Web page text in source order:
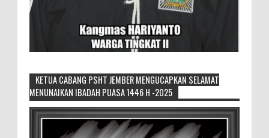
Generasi Kedua Pertahankan Grup
Keroncong Agar Tetap Eksis
Grup Keroncong Setia Kawan dari Jember,
KETUA CABANG PSHT JEMBER MENGUCAPKAN SELAMAT
MENUNAIKAN IBADAH PUASA 1446 H -2025